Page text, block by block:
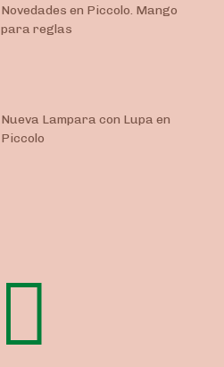
Novedades en Piccolo. Mango
para reglas
Nueva Lampara con Lupa en
Piccolo
